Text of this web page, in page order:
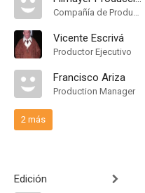
Compañía de Produccion
Vicente Escrivá
Productor Ejecutivo
Francisco Ariza
Production Manager
2 más
Edición